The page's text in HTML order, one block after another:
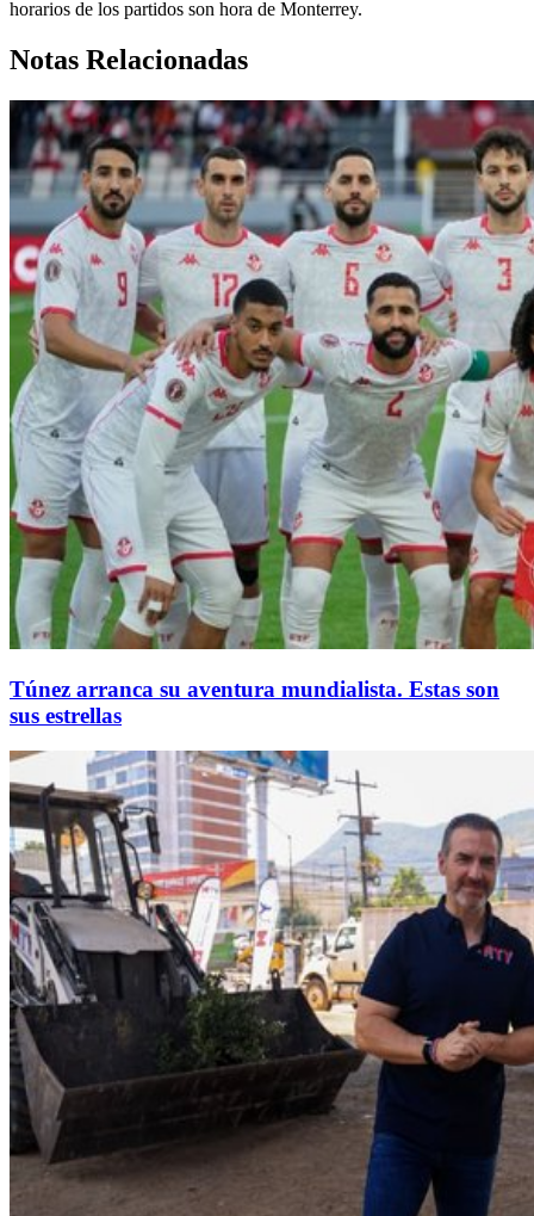
horarios de los partidos son hora de Monterrey.
Notas Relacionadas
Túnez arranca su aventura mundialista. Estas son
sus estrellas